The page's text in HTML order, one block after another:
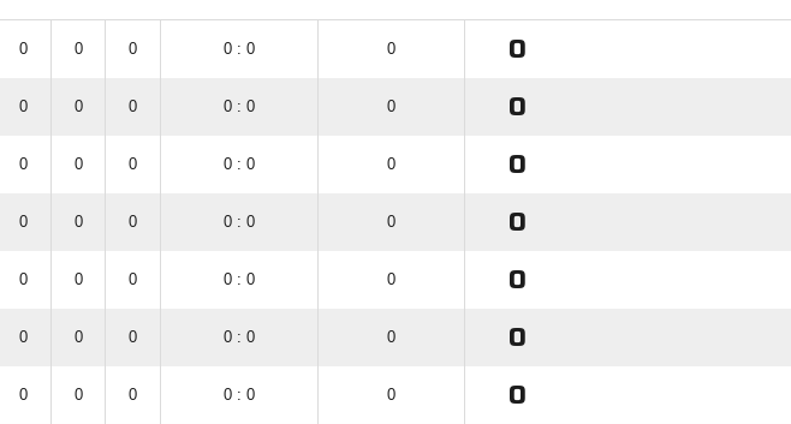
0 0 0 0 : 0 0 0
0 0 0 0 : 0 0 0
0 0 0 0 : 0 0 0
0 0 0 0 : 0 0 0
0 0 0 0 : 0 0 0
0 0 0 0 : 0 0 0
0 0 0 0 : 0 0 0